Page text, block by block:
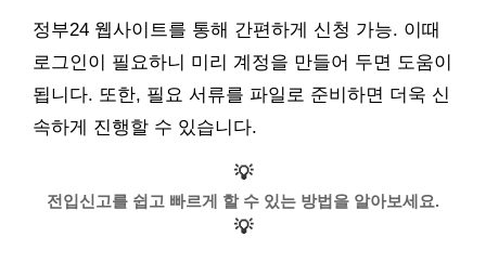
정부24 웹사이트를 통해 간편하게 신청 가능. 이때
로그인이 필요하니 미리 계정을 만들어 두면 도움이
됩니다. 또한, 필요 서류를 파일로 준비하면 더욱 신
속하게 진행할 수 있습니다.
💡
전입신고를 쉽고 빠르게 할 수 있는 방법을 알아보세요.
💡